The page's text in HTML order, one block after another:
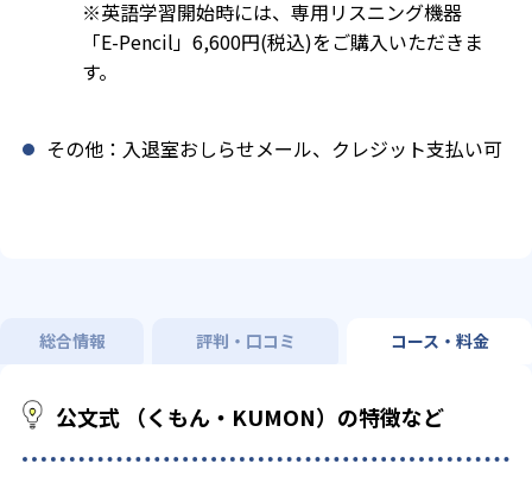
※英語学習開始時には、専用リスニング機器
「E-Pencil」6,600円(税込)をご購入いただきま
す。
その他：入退室おしらせメール、クレジット支払い可
総合情報 評判・口コミ コース・料金
公文式 （くもん・KUMON）の特徴など